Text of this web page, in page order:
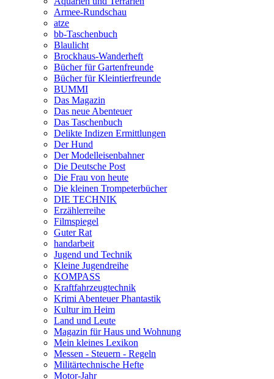
Armee-Rundschau
atze
bb-Taschenbuch
Blaulicht
Brockhaus-Wanderheft
Bücher für Gartenfreunde
Bücher für Kleintierfreunde
BUMMI
Das Magazin
Das neue Abenteuer
Das Taschenbuch
Delikte Indizen Ermittlungen
Der Hund
Der Modelleisenbahner
Die Deutsche Post
Die Frau von heute
Die kleinen Trompeterbücher
DIE TECHNIK
Erzählerreihe
Filmspiegel
Guter Rat
handarbeit
Jugend und Technik
Kleine Jugendreihe
KOMPASS
Kraftfahrzeugtechnik
Krimi Abenteuer Phantastik
Kultur im Heim
Land und Leute
Magazin für Haus und Wohnung
Mein kleines Lexikon
Messen - Steuern - Regeln
Militärtechnische Hefte
Motor-Jahr